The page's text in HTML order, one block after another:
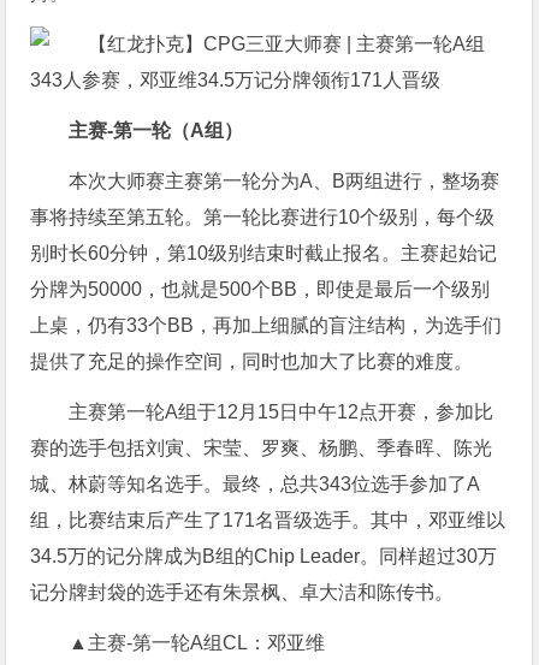
主赛-第一轮（A组）
本次大师赛主赛第一轮分为A、B两组进行，整场赛
事将持续至第五轮。第一轮比赛进行10个级别，每个级
别时长60分钟，第10级别结束时截止报名。主赛起始记
分牌为50000，也就是500个BB，即使是最后一个级别
上桌，仍有33个BB，再加上细腻的盲注结构，为选手们
提供了充足的操作空间，同时也加大了比赛的难度。
主赛第一轮A组于12月15日中午12点开赛，参加比
赛的选手包括刘寅、宋莹、罗爽、杨鹏、季春晖、陈光
城、林蔚等知名选手。最终，总共343位选手参加了A
组，比赛结束后产生了171名晋级选手。其中，邓亚维以
34.5万的记分牌成为B组的Chip Leader。同样超过30万
记分牌封袋的选手还有朱景枫、卓大洁和陈传书。
▲主赛-第一轮A组CL：邓亚维